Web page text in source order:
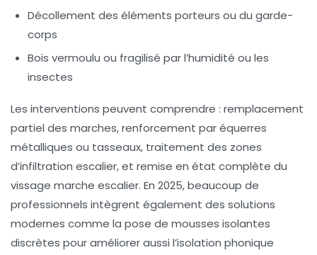
Décollement des éléments porteurs ou du garde-
corps
Bois vermoulu ou fragilisé par l’humidité ou les
insectes
Les interventions peuvent comprendre : remplacement
partiel des marches, renforcement par équerres
métalliques ou tasseaux, traitement des zones
d’infiltration escalier, et remise en état complète du
vissage marche escalier. En 2025, beaucoup de
professionnels intègrent également des solutions
modernes comme la pose de mousses isolantes
discrètes pour améliorer aussi l’isolation phonique